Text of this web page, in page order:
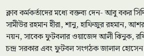
ক্লাব কর্মকর্তাদের মধ্যে বক্তব্য দেন- আবু বকর
সামীউর রহমান হীরা, শানু, হাফিজুর রহমান,
নয়ন, সাবেক ফুটবলার ওয়াজেদ আলী ঝিনুক,
চন্দ্র সরকার এবং ফুটবল সংগঠক জালাল